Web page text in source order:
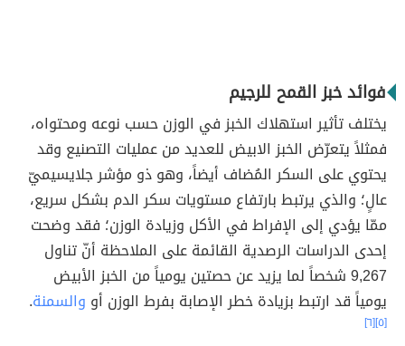
فوائد خبز القمح للرجيم
يختلف تأثير استهلاك الخبز في الوزن حسب نوعه ومحتواه،
فمثلاً يتعرّض الخبز الابيض للعديد من عمليات التصنيع وقد
يحتوي على السكر المُضاف أيضاً، وهو ذو مؤشر جلايسيميّ
عالٍ؛ والذي يرتبط بارتفاع مستويات سكر الدم بشكل سريع،
ممّا يؤدي إلى الإفراط في الأكل وزيادة الوزن؛ فقد وضحت
إحدى الدراسات الرصدية القائمة على الملاحظة أنّ تناول
9,267 شخصاً لما يزيد عن حصتين يومياً من الخبز الأبيض
يومياً قد ارتبط بزيادة خطر الإصابة بفرط الوزن أو والسمنة.
[٥] [٦]